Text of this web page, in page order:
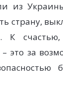
из
страну,
К
это за